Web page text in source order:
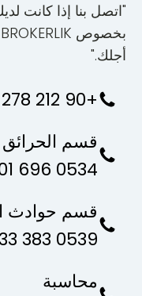
"اتصل بنا إذا كانت
أجلك."
+90 212 278 32 44
قسم الحرائق
0534 696 01 42
قسم حوادث
0539 383 33 34
محاسبة